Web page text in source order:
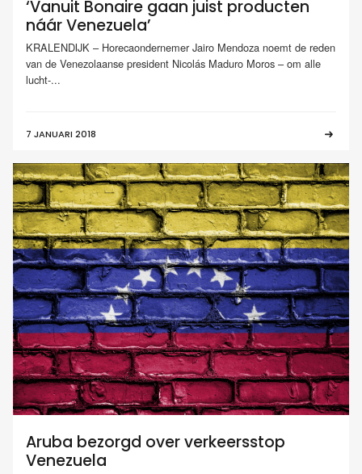
‘Vanuit Bonaire gaan juist producten
náár Venezuela’
KRALENDIJK – Horecaondernemer Jairo Mendoza noemt de reden
van de Venezolaanse president Nicolás Maduro Moros – om alle
lucht-...
7 JANUARI 2018
Aruba bezorgd over verkeersstop
Venezuela